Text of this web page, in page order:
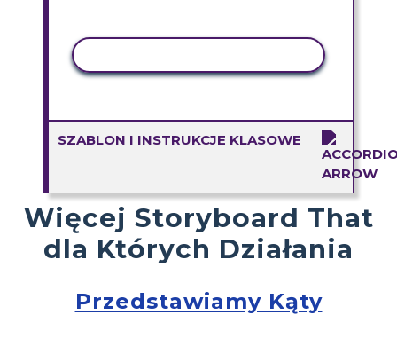
SZABLON I INSTRUKCJE KLASOWE
Więcej Storyboard That
dla Których Działania
Przedstawiamy Kąty